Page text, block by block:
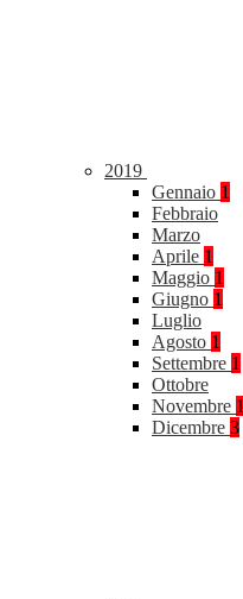
2019
Gennaio 1
Febbraio
Marzo
Aprile 1
Maggio 1
Giugno 1
Luglio
Agosto 1
Settembre 1
Ottobre
Novembre 1
Dicembre 3